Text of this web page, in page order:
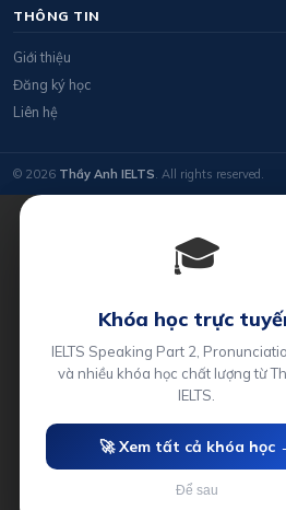
THÔNG TIN
Giới thiệu
Đăng ký học
Liên hệ
© 2026 Thầy Anh IELTS. All rights reserved.
Luyện thi IELTS cùng
🎓
Khóa học trực
IELTS Speaking Part 2,
và nhiều khóa học chất lượng từ
IELTS.
🚀 Xem tất cả khóa học
Để sau